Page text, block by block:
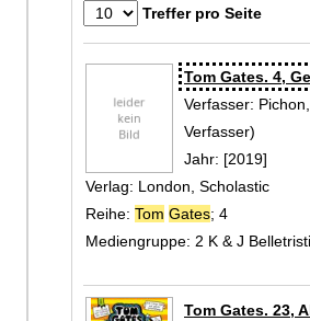
Treffer pro Seite
Suchergebnis
Zu den Suchfiltern springen
Tom Gates. 4,
Verfasser:
Verfasser)
Jahr: [2019]
Verlag: London, Scholastic
Reihe: Tom Gates; 4
Mediengruppe: 2 K & J
Tom Gates. 23,